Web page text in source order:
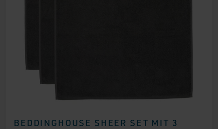
BEDDINGHOUSE SHEER SET MIT 3